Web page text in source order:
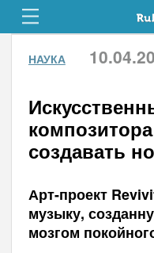
НАУКА
создавать
Арт-проект
музыку,
мозгом